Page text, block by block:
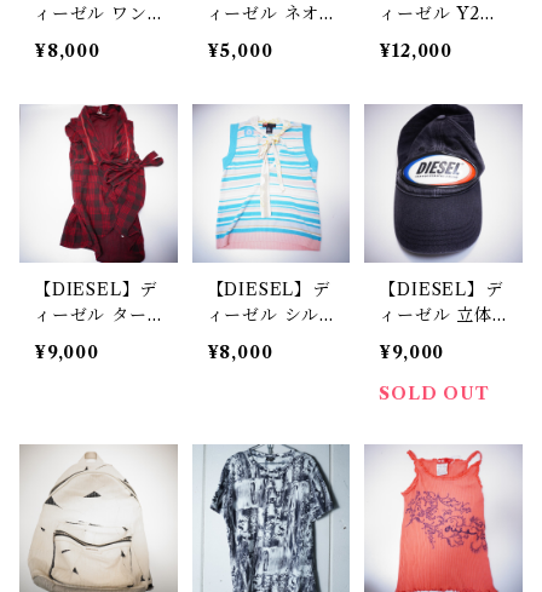
ィーゼル ワン
ポイントデザイ
ン クルーネッ
light green
¥8,000
ィーゼル ネオ
ンカラーニュア
ンスタンクトッ
¥5,000
ィーゼル Y2K
ライトオン
ス デニム M
プアップブルゾ
ン light blue
¥12,000
【DIESEL】デ
ィーゼル ター
タンチェックデ
ザイン ワンピ
¥9,000
【DIESEL】デ
ィーゼル シル
クスカーフタイ
デザイン マル
¥8,000
【DIESEL】デ
ィーゼル 立体
ラバーロゴガー
メント浅型キャ
ップ
¥9,000
SOLD OUT